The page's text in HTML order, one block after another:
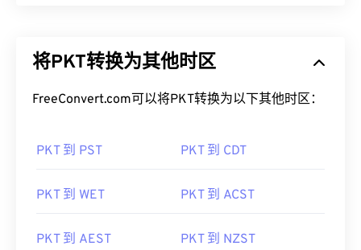
将PKT转换为其他时区
FreeConvert.com可以将PKT转换为以下其他时区：
PKT 到 PST PKT 到 CDT
PKT 到 WET PKT 到 ACST
PKT 到 AEST PKT 到 NZST